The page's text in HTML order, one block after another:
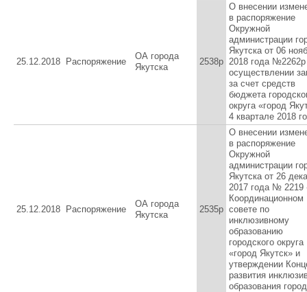
25.12.2018 Распоряжение
ОА города
Якутска
2538р
О внесении
в распоряжение
Окружной
администрации
Якутска от 06
2018 года
осуществлении
за счет средств
бюджета
округа «город
4 квартале 2018
25.12.2018 Распоряжение
ОА города
Якутска
2535р
О внесении
в распоряжение
Окружной
администрации
Якутска от 26
2017 года № 2219
Координационном
совете по
инклюзивному
образованию
городского округа
«город Якутск» и
утверждении
развития
образования город